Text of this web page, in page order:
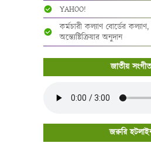
YAHOO!
কর্মচারী কল্যাণ বোর্ডের
অন্ত্যেষ্টিক্রিয়ার অনুদান
জাতীয় সংগীত
জরুরি